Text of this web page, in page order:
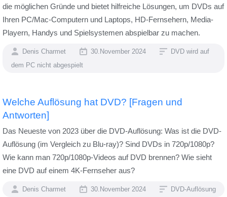
die möglichen Gründe und bietet hilfreiche Lösungen, um DVDs auf
Ihren PC/Mac-Computern und Laptops, HD-Fernsehern, Media-
Playern, Handys und Spielsystemen abspielbar zu machen.
Denis Charmet 30.November 2024
DVD wird auf
dem PC nicht abgespielt
Welche Auflösung hat DVD? [Fragen und
Antworten]
Das Neueste von 2023 über die DVD-Auflösung: Was ist die DVD-
Auflösung (im Vergleich zu Blu-ray)? Sind DVDs in 720p/1080p?
Wie kann man 720p/1080p-Videos auf DVD brennen? Wie sieht
eine DVD auf einem 4K-Fernseher aus?
Denis Charmet 30.November 2024 DVD-Auflösung